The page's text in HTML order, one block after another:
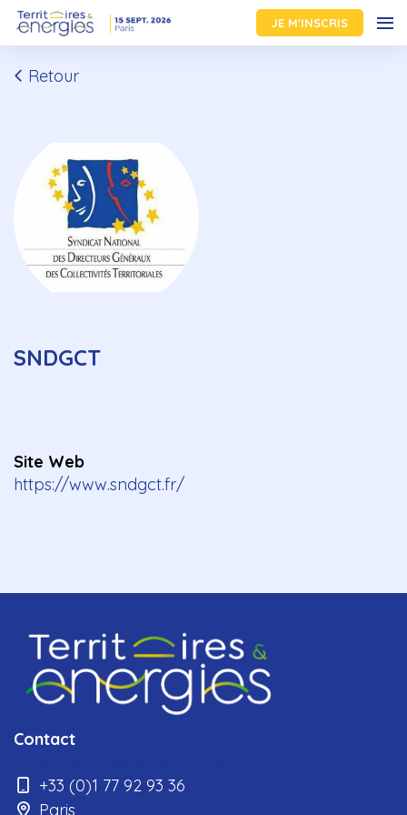
JE M'INSCRIS
Retour
SNDGCT
Site Web
https://www.sndgct.fr/
Contact
+33 (0)1 77 92 93 36
Paris